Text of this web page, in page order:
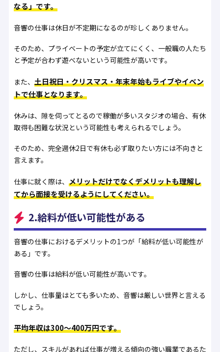
なる」です。
音響の仕事は休日が不定期になるのが珍しくありません。
そのため、プライベートの予定が立てにくく、一般職の人たち
と予定が合わず遊べないという可能性が高いです。
また、 土日祝日・クリスマス・年末年始もライブやイベン
トで仕事となります。
休みは、隙を伺ってとるので稼働が多いスタジオの場合、有休
取得も困難な状況という可能性も考えられるでしょう。
そのため、完全週休2日で有休も必ず取りたい方には不向きと
言えます。
仕事に就く際は、 メリットだけでなくデメリットも理解し
てから面接を受けるようにしてください。
2.給料が低い可能性がある
音響の仕事におけるデメリットの1つが「給料が低い可能性が
ある」です。
音響の仕事は給料が低い可能性が高いです。
しかし、仕事量はとても多いため、音響は厳しい世界と言える
でしょう。
平均年収は300〜400万円です。
ただし、スキルがあれば仕事が増える傾向の強い職業であるた